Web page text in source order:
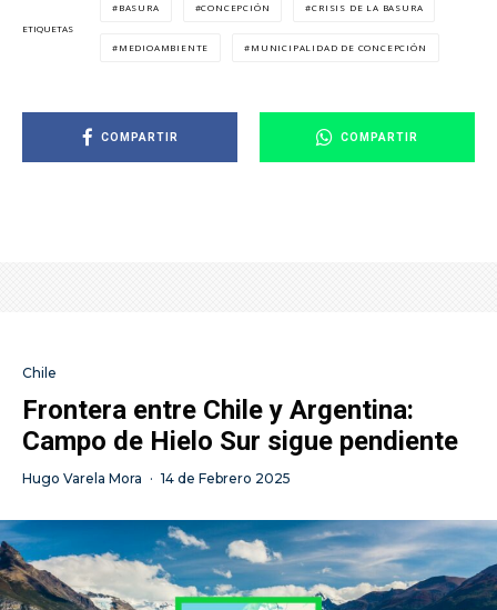
ETIQUETAS
BASURA CONCEPCIÓN CRISIS DE LA BASURA
MEDIOAMBIENTE MUNICIPALIDAD DE CONCEPCIÓN
COMPARTIR COMPARTIR
Chile
Frontera entre Chile y Argentina:
Campo de Hielo Sur sigue pendiente
Hugo Varela Mora · 14 de Febrero 2025